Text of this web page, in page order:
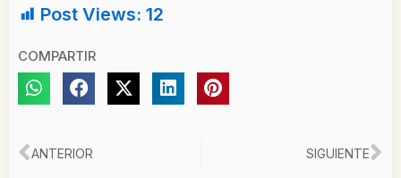
Post Views: 12
COMPARTIR
Ant
ANTERIOR SIGUIENTE